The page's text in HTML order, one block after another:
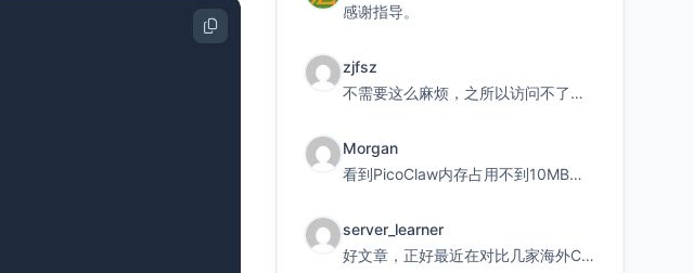
感谢指导。
zjfsz
不需要这么麻烦，之所以访问不了，是由于非对称路由的问题，在爱快主路由添加一条静态路由192.168.
Morgan
看到PicoClaw内存占用不到10MB这个数据真的很惊喜，确实很适合我这种想用旧设备折腾AI的小白
server_learner
好文章，正好最近在对比几家海外CDN。文中提到CF免费版不支持自定义回源端口和HOST这个痛点太真实